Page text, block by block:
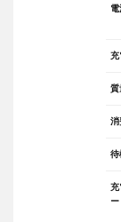
電
充
質
消
待
充
ー